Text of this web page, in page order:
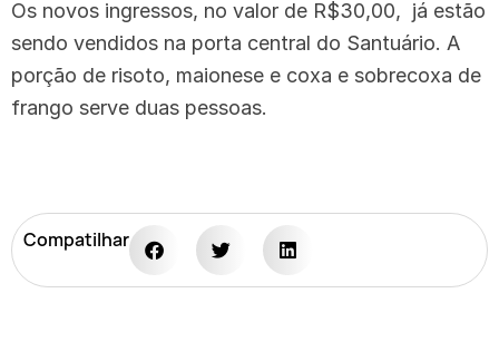
Os novos ingressos, no valor de R$30,00, já estão
sendo vendidos na porta central do Santuário. A
porção de risoto, maionese e coxa e sobrecoxa de
frango serve duas pessoas.
Compatilhar